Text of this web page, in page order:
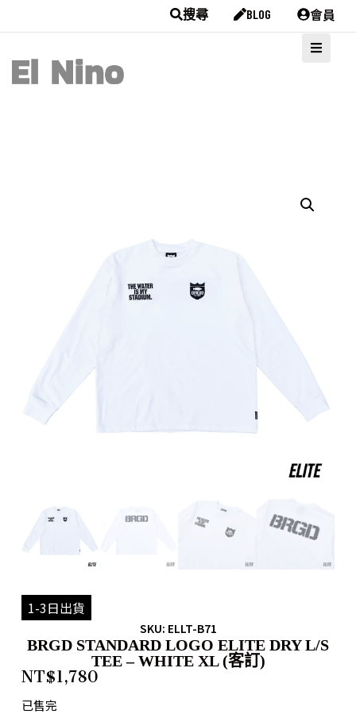
搜尋 BLOG 會員
1-3日出貨
SKU: ELLT-B71
BRGD STANDARD LOGO ELITE DRY L/S
TEE – WHITE XL (客訂)
NT$1,780
已售完